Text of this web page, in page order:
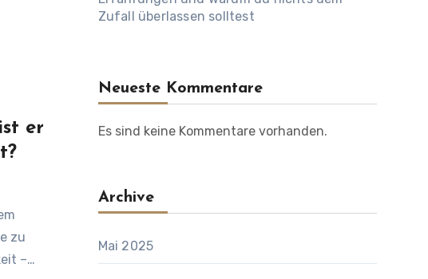
er
zu
–…
Zufall überlassen solltest
Neueste Kommentare
Es sind keine Kommentare vorhanden.
Archive
Mai 2025